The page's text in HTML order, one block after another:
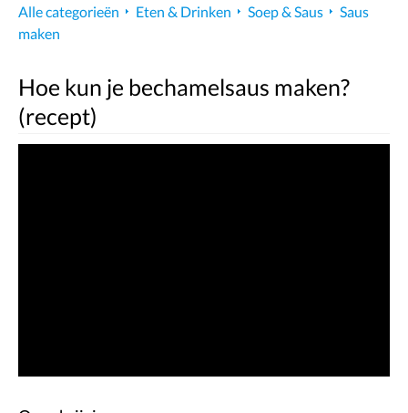
Alle categorieën Eten & Drinken Soep & Saus
Saus
maken
Hoe kun je bechamelsaus maken?
(recept)